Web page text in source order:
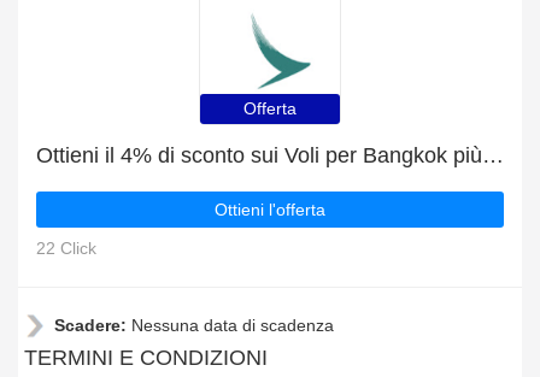
Offerta
Ottieni il 4% di sconto sui Voli per Bangkok più un ulteriore 6% di sconto sugli articoli in vendita
Ottieni l'offerta
22 Click
Scadere: Nessuna data di scadenza
TERMINI E CONDIZIONI